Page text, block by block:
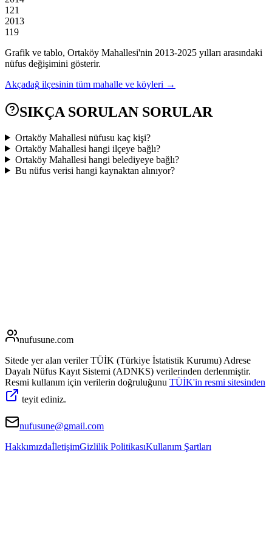
121
2013
119
Grafik ve tablo, Ortaköy Mahallesi'nin 2013-2025 yılları arasındaki
nüfus değişimini gösterir.
Akçadağ ilçesinin tüm mahalle ve köyleri →
SIKÇA SORULAN SORULAR
Ortaköy Mahallesi nüfusu kaç kişi?
Ortaköy Mahallesi hangi ilçeye bağlı?
Ortaköy Mahallesi hangi belediyeye bağlı?
Bu nüfus verisi hangi kaynaktan alınıyor?
nufusune.com
Sitede yer alan veriler TÜİK (Türkiye İstatistik Kurumu) Adrese
Dayalı Nüfus Kayıt Sistemi (ADNKS) verilerinden derlenmiştir.
Resmi kullanım için verilerin doğruluğunu TÜİK'in resmi sitesinden
teyit ediniz.
nufusune@gmail.com
HakkımızdaİletişimGizlilik PolitikasıKullanım Şartları